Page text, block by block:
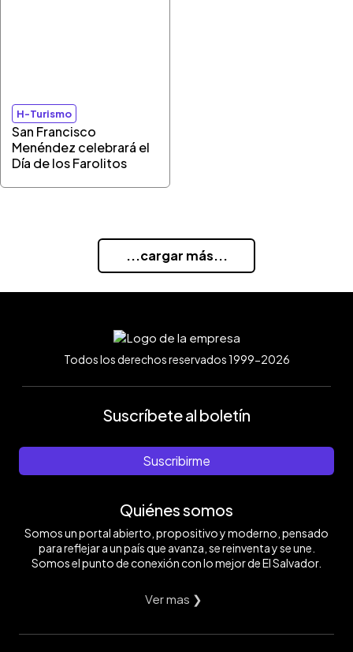
H-Turismo
San Francisco
Menéndez celebrará el
Día de los Farolitos
...cargar más...
Todos los derechos reservados 1999-2026
Suscríbete al boletín
Suscribirme
Quiénes somos
Somos un portal abierto, propositivo y moderno, pensado
para reflejar a un país que avanza, se reinventa y se une.
Somos el punto de conexión con lo mejor de El Salvador.
Ver mas ❯